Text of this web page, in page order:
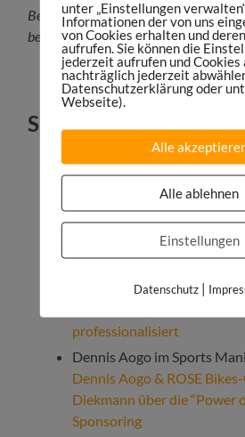
Bereit für das Sprungbrett ins
bewerben:maniacstudios.com/jobs
Shownotes
Shownotes unter:
https://sportsmaniac.de/
Vernetze dich mitPhilipp
Sicher dir den kostenlosen
Marketing-Trendreport
Reachbird im Sports Maniac
Reachbird Sports
professionalisiert
Dennis Aogo im Sports
Dennis Aogo & ROSE
Diekmann über die “Power
Sponsoring
unter „Einstellungen
Informationen der von uns
von Cookies erhalten und
aufrufen. Sie können die
jederzeit aufrufen und Cookies
nachträglich jederzeit
Datenschutzerklärung oder
Webseite).
Alle
Alle ablehnen
Einstellungen
Datenschutz|